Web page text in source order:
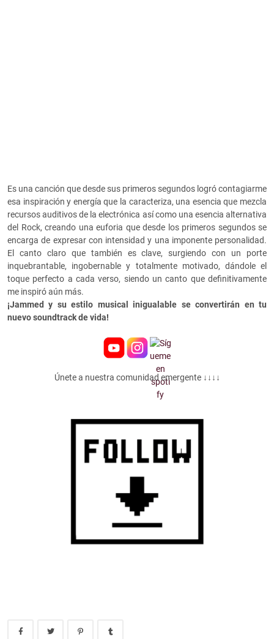
Es una canción que desde sus primeros segundos logró contagiarme
esa inspiración y energía que la caracteriza, una esencia que mezcla
recursos auditivos de la electrónica así como una esencia alternativa
del Rock, creando una euforia que desde los primeros segundos se
encarga de expresar con intensidad y una imponente personalidad.
El canto claro que también es clave, surgiendo con un porte
inquebrantable, ingobernable y totalmente motivado, dándole el
toque perfecto a cada verso, siendo un canto que definitivamente
me inspiró aún más.
¡Jammed y su estilo musical inigualable se convertirán en tu
nuevo soundtrack de vida!
Únete a nuestra comunidad emergente ↓↓↓↓